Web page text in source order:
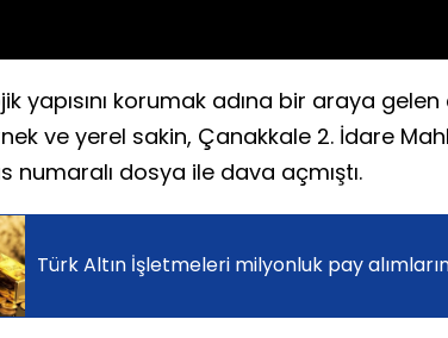
yapısını korumak adına bir araya
ve yerel sakin, Çanakkale 2. İdare
numaralı dosya ile dava açmıştı.
Türk Altın İşletmeleri milyonluk pay